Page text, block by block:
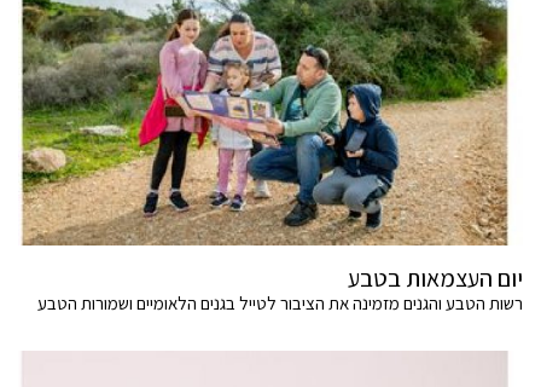
יום העצמאות בטבע
רשות הטבע והגנים מזמינה את הציבור לטייל בגנים הלאומיים ושמורות הטבע